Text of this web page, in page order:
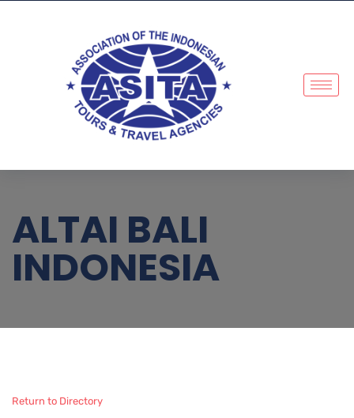
ALTAI BALI
INDONESIA
Return to Directory